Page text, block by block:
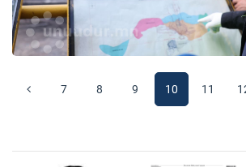
7 8 9 10 11